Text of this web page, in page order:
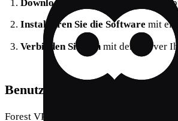
Downloaden Sie die App
aus dem
Installieren Sie die Software mit
Verbinden Sie sichmit dem Server
Benutzerfreundliche
Forest VPN bietet eine intuitive